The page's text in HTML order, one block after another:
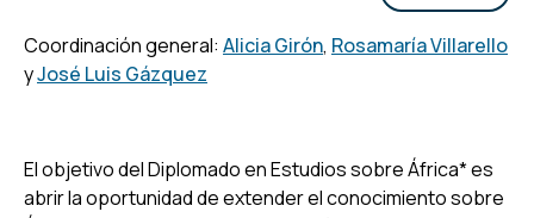
Coordinación general: Alicia Girón, Rosamaría Villarello
yJosé Luis Gázquez
El objetivo del Diplomado en Estudios sobre África* es
abrir la oportunidad de extender el conocimiento sobre